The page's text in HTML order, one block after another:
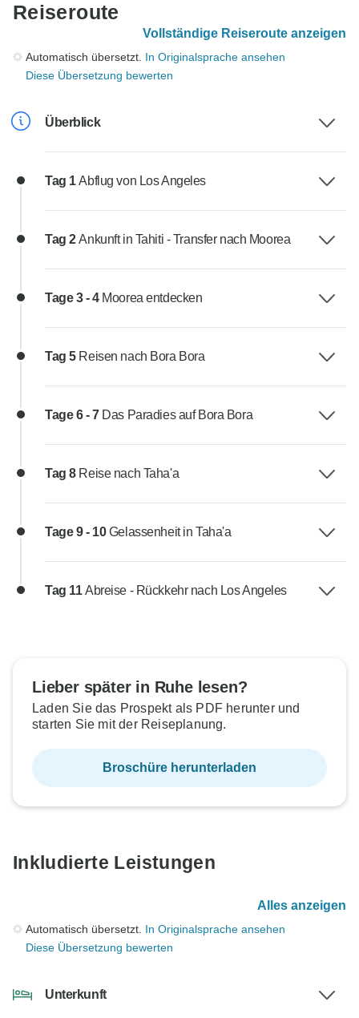
Reiseroute
Vollständige Reiseroute anzeigen
Automatisch übersetzt. In Originalsprache ansehen
Diese Übersetzung bewerten
Überblick
Tag 1Abflug von Los Angeles
Tag 2Ankunft in Tahiti - Transfer nach Moorea
Tage 3 - 4 Moorea entdecken
Tag 5 Reisen nach Bora Bora
Tage 6 - 7 Das Paradies auf Bora Bora
Tag 8 Reise nach Taha'a
Tage 9 - 10Gelassenheit in Taha'a
Tag 11Abreise - Rückkehr nach Los Angeles
Lieber später in Ruhe lesen?
Laden Sie das Prospekt als PDF herunter und
starten Sie mit der Reiseplanung.
Broschüre herunterladen
Inkludierte Leistungen
Alles anzeigen
Automatisch übersetzt. In Originalsprache ansehen
Diese Übersetzung bewerten
Unterkunft